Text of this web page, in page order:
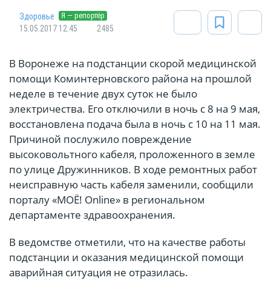
Здоровье Я — репортёр
15.05.2017 12:45 2485
В Воронеже на подстанции скорой медицинской
помощи Коминтерновского района на прошлой
неделе в течение двух суток не было
электричества. Его отключили в ночь с 8 на 9 мая,
восстановлена подача была в ночь с 10 на 11 мая.
Причиной послужило повреждение
высоковольтного кабеля, проложенного в земле
по улице Дружинников. В ходе ремонтных работ
неисправную часть кабеля заменили, сообщили
порталу «МОЁ! Online» в региональном
департаменте здравоохранения.
В ведомстве отметили, что на качестве работы
подстанции и оказания медицинской помощи
аварийная ситуация не отразилась.